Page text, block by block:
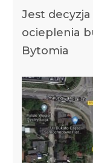
Jest
ocieplenia
Bytomia